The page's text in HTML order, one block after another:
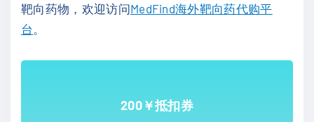
靶向药物，欢迎访问MedFind海外靶向药代购平
台
200￥抵扣券